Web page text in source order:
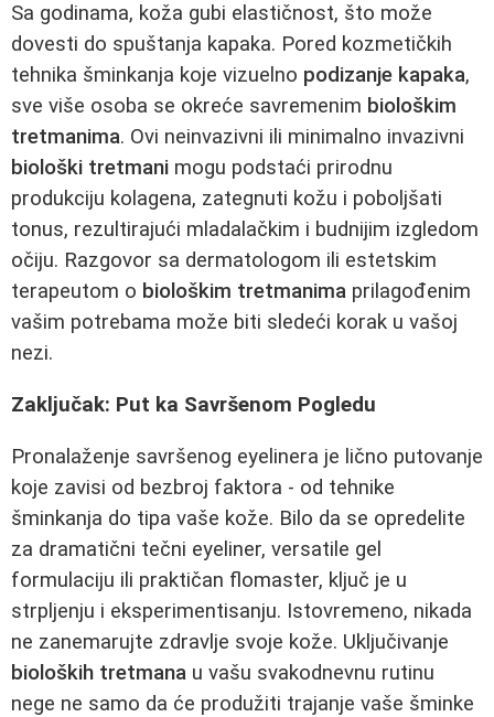
Sa godinama, koža gubi elastičnost, što može
dovesti do spuštanja kapaka. Pored kozmetičkih
tehnika šminkanja koje vizuelno podizanje kapaka,
sve više osoba se okreće savremenim biološkim
tretmanima. Ovi neinvazivni ili minimalno invazivni
biološki tretmani mogu podstaći prirodnu
produkciju kolagena, zategnuti kožu i poboljšati
tonus, rezultirajući mladalačkim i budnijim izgledom
očiju. Razgovor sa dermatologom ili estetskim
terapeutom o biološkim tretmanima prilagođenim
vašim potrebama može biti sledeći korak u vašoj
nezi.
Zaključak: Put ka Savršenom Pogledu
Pronalaženje savršenog eyelinera je lično putovanje
koje zavisi od bezbroj faktora - od tehnike
šminkanja do tipa vaše kože. Bilo da se opredelite
za dramatični tečni eyeliner, versatile gel
formulaciju ili praktičan flomaster, ključ je u
strpljenju i eksperimentisanju. Istovremeno, nikada
ne zanemarujte zdravlje svoje kože. Uključivanje
bioloških tretmana u vašu svakodnevnu rutinu
nege ne samo da će produžiti trajanje vaše šminke